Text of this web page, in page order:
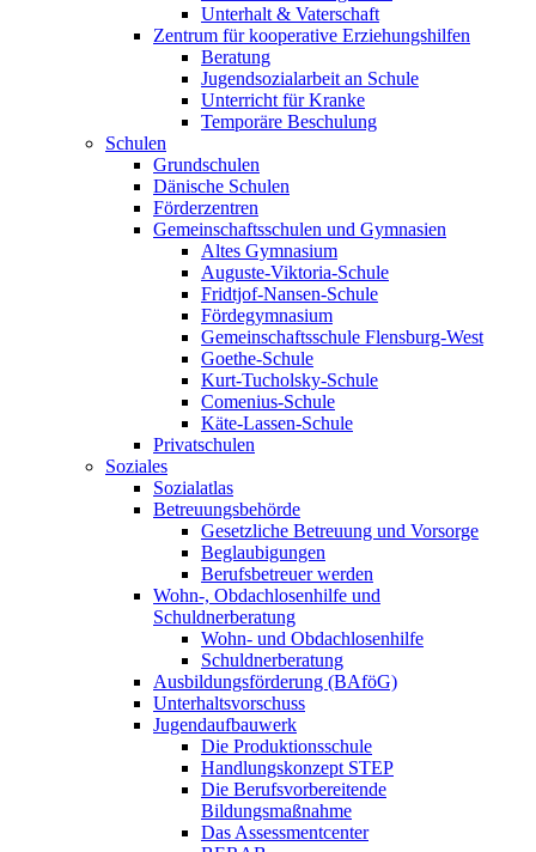
Unterhalt & Vaterschaft
Zentrum für kooperative Erziehungshilfen
Beratung
Jugendsozialarbeit an Schule
Unterricht für Kranke
Temporäre Beschulung
Schulen
Grundschulen
Dänische Schulen
Förderzentren
Gemeinschaftsschulen und Gymnasien
Altes Gymnasium
Auguste-Viktoria-Schule
Fridtjof-Nansen-Schule
Fördegymnasium
Gemeinschaftsschule Flensburg-West
Goethe-Schule
Kurt-Tucholsky-Schule
Comenius-Schule
Käte-Lassen-Schule
Privatschulen
Soziales
Sozialatlas
Betreuungsbehörde
Gesetzliche Betreuung und Vorsorge
Beglaubigungen
Berufsbetreuer werden
Wohn-, Obdachlosenhilfe und
Schuldnerberatung
Wohn- und Obdachlosenhilfe
Schuldnerberatung
Ausbildungsförderung (BAföG)
Unterhaltsvorschuss
Jugendaufbauwerk
Die Produktionsschule
Handlungskonzept STEP
Die Berufsvorbereitende
Bildungsmaßnahme
Das Assessmentcenter